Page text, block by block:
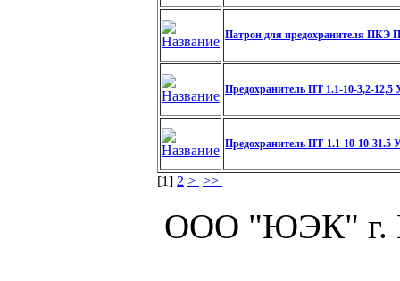
Патрон для предохранителя ПКЭ
Предохранитель ПТ 1.1-10-3,2-
Предохранитель ПТ-1.1-10-10-31.5
[1] 2 > >>
ООО "ЮЭК" г.